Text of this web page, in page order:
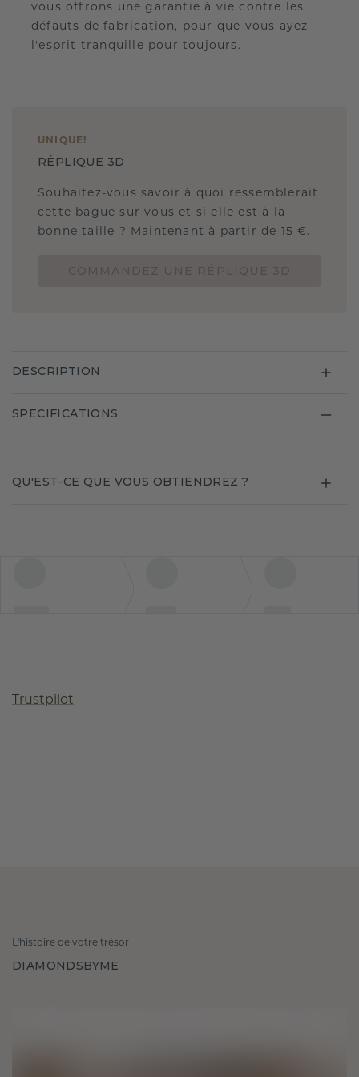
vous offrons une garantie à vie contre les
défauts de fabrication, pour que vous ayez
l'esprit tranquille pour toujours.
UNIQUE !
RÉPLIQUE 3D
Souhaitez-vous savoir à quoi ressemblerait
cette bague sur vous et si elle est à la
bonne taille ? Maintenant à partir de 15 €.
DESCRIPTION
SPECIFICATIONS
QU'EST-CE QUE VOUS OBTIENDREZ ?
Trustpilot
L'histoire de votre trésor
DIAMONDSBYME